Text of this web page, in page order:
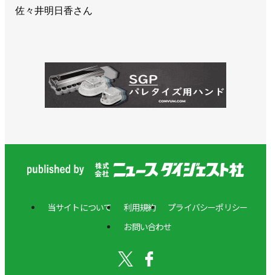
佐々井明日香さん
当サイトについて 利用規約
プライバシーポリシー
お問い合わせ